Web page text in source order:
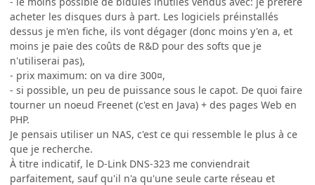
acheter les disques durs à part. Les logiciels préinstallés
dessus je m'en fiche, ils vont dégager (donc moins y'en a, et
moins je paie des coûts de R&D pour des softs que je
n'utiliserai pas),
- prix maximum: on va dire 300¤,
- si possible, un peu de puissance sous le capot. De quoi faire
tourner un noeud Freenet (c'est en Java) + des pages Web en
PHP.
Je pensais utiliser un NAS, c'est ce qui ressemble le plus à ce
que je recherche.
À titre indicatif, le D-Link DNS-323 me conviendrait
parfaitement, sauf qu'il n'a qu'une seule carte réseau et